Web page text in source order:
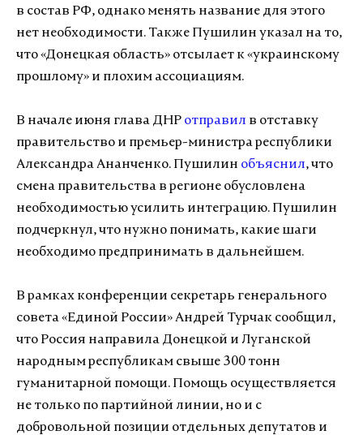
в состав РФ, однако менять название для этого
нет необходимости. Также Пушилин указал на то,
что «Донецкая область» отсылает к «украинскому
прошлому» и плохим ассоциациям.
В начале июня глава ДНР отправил в отставку
правительство и премьер-министра республики
Александра Ананченко. Пушилин объяснил, что
смена правительства в регионе обусловлена
необходимостью усилить интеграцию. Пушилин
подчеркнул, что нужно понимать, какие шаги
необходимо предпринимать в дальнейшем.
В рамках конференции секретарь генерального
совета «Единой России» Андрей Турчак сообщил,
что Россия направила Донецкой и Луганской
народным республикам свыше 300 тонн
гуманитарной помощи. Помощь осуществляется
не только по партийной линии, но и с
добровольной позиции отдельных депутатов и